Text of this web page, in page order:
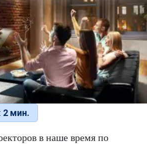
2 мин.
в наше время по